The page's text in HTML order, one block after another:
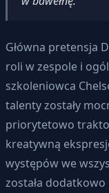
Główna pretensja
roli w zespole i
szkoleniowca
talenty zostały
priorytetowo
kreatywną
występów we
została